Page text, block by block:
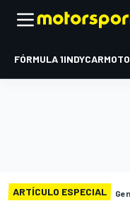
FÓRMULA 1INDYCAR
ARTÍCULO ESPECIAL